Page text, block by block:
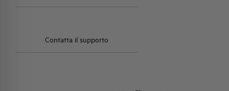
Contatta il supporto